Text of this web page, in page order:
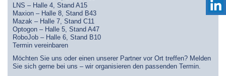
LNS – Halle 4, Stand A15
Maxion – Halle 8, Stand B43
Mazak – Halle 7, Stand C11
Optogon – Halle 5, Stand A47
RoboJob – Halle 6, Stand B10
Termin vereinbaren
Möchten Sie uns oder einen unserer Partner vor Ort treffen? Melden
Sie sich gerne bei uns – wir organisieren den passenden Termin.